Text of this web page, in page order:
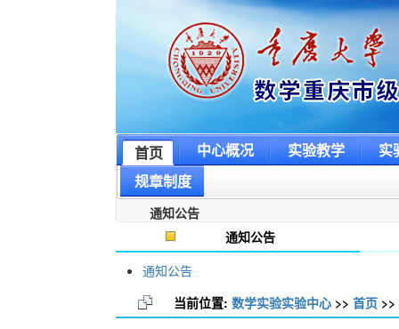
首页 中心概况 实验教学
实
规章制度
通知公告
通知公告
通知公告
当前位置: 数学实验实验中心 >> 首页 >>